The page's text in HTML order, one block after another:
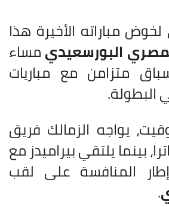
مباراته الأخيرة هذا
البورسعيديمساء
متزامن مع مباريات
يواجه الزمالك فريق
بينما يلتقي بيراميدز مع
المنافسة على لقب
.